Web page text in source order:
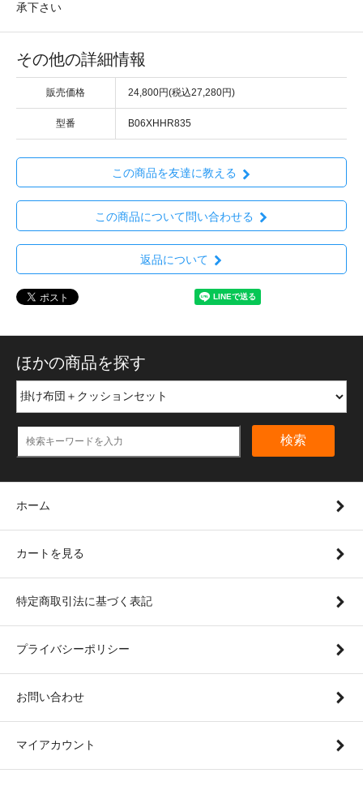
承下さい
その他の詳細情報
販売価格 24,800円(税込27,280円)
型番 B06XHHR835
この商品を友達に教える
この商品について問い合わせる
返品について
ほかの商品を探す
検索
ホーム
カートを見る
特定商取引法に基づく表記
プライバシーポリシー
お問い合わせ
マイアカウント